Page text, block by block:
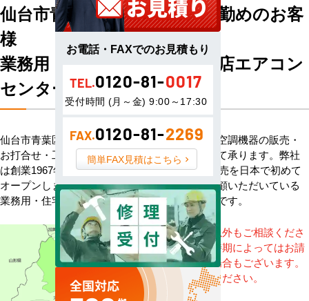
仙台市青葉区にお住まい・お勤めのお客
様
業務用・住宅用エアコン専門店エアコン
センターACへようこそ
仙台市青葉区のお客様へハウジングエアコン・空調機器の販売・
お打合せ・工事・アフターサービスまで一貫して承ります。弊社
は創業1967年、その信頼を基に空調のネット販売を日本で初めて
オープンしました。以来、皆様にご信頼・ご愛顧いただいている
業務用・住宅用エアコンのオンラインショップです。
※記載地域以外もご相談くださ
い。地域・時期によってはお請
けできない場合もございます。
直接ご相談ください。
お電話・FAXでのお見積もり
TEL.0120-81-0017
受付時間 (月～金) 9:00～17:30
FAX.0120-81-2269
簡単FAX見積はこちら